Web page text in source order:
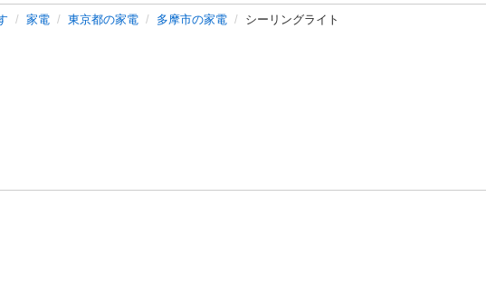
家電 東京都の家電 多摩市の家電 シーリングライト